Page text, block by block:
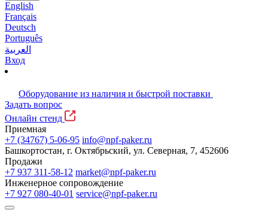
English
Français
Deutsch
Português
العربية
Вход
Оборудование из наличия и быстрой поставки
Задать вопрос
Онлайн стенд
Приемная
+7 (34767) 5-06-95 info@npf-paker.ru
Башкортостан, г. Октябрьский, ул. Северная, 7, 452606
Продажи
+7 937 311-58-12 market@npf-paker.ru
Инженерное сопровождение
+7 927 080-40-01 service@npf-paker.ru